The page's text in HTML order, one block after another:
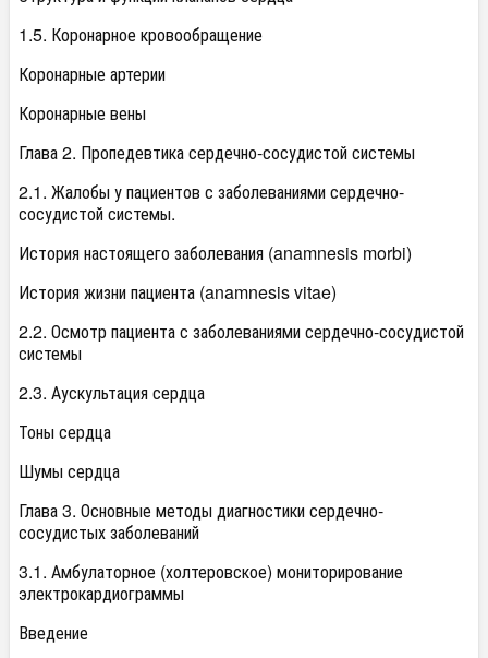
1.5. Коронарное кровообращение
Коронарные артерии
Коронарные вены
Глава 2. Пропедевтика сердечно-сосудистой системы
2.1. Жалобы у пациентов с заболеваниями сердечно-
сосудистой системы.
История настоящего заболевания (anamnesis morbi)
История жизни пациента (anamnesis vitae)
2.2. Осмотр пациента с заболеваниями сердечно-сосудистой
системы
2.3. Аускультация сердца
Тоны сердца
Шумы сердца
Глава 3. Основные методы диагностики сердечно-
сосудистых заболеваний
3.1. Амбулаторное (холтеровское) мониторирование
электрокардиограммы
Введение